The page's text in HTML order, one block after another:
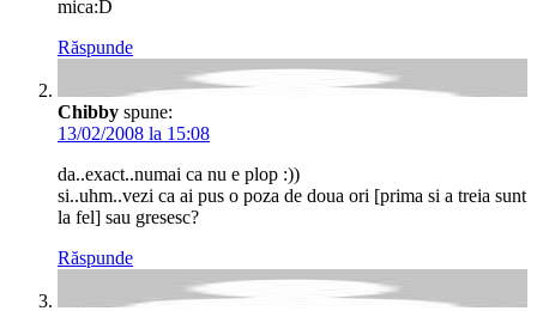
mica:D
Răspunde
Chibby spune:
13/02/2008 la 15:08
da..exact..numai ca nu e plop :))
si..uhm..vezi ca ai pus o poza de doua ori [prima si a treia sunt
la fel] sau gresesc?
Răspunde